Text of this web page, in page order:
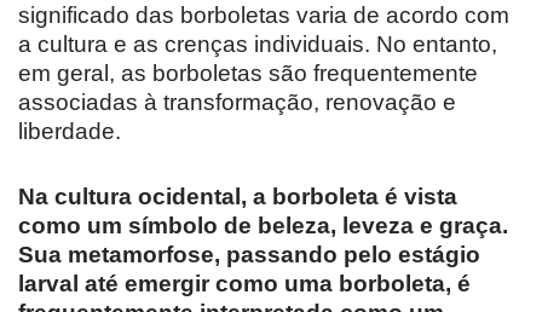
significado das borboletas varia de acordo com
a cultura e as crenças individuais. No entanto,
em geral, as borboletas são frequentemente
associadas à transformação, renovação e
liberdade.
Na cultura ocidental, a borboleta é vista
como um símbolo de beleza, leveza e graça.
Sua metamorfose, passando pelo estágio
larval até emergir como uma borboleta, é